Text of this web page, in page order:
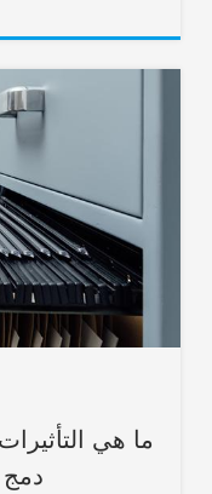
ما هي
دمج